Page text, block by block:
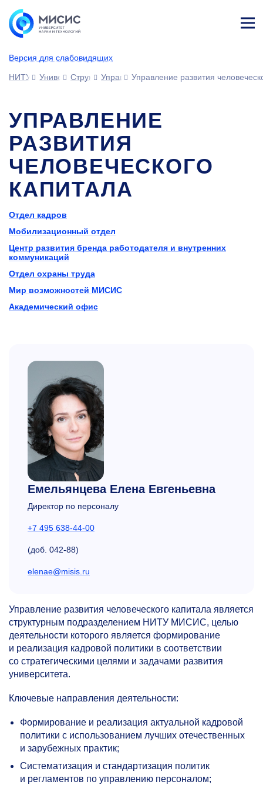
Версия для слабовидящих
ине
НИТУ МИСИСУниверситетСтруктура университета
УправленияУправление развития
УПРАВЛЕНИЕ
РАЗВИТИЯ
ЧЕЛОВЕЧЕСКОГО
КАПИТАЛА
Отдел кадров
Мобилизационный отдел
Центр развития бренда работодателя и внутренних
коммуникаций
Отдел охраны труда
Мир возможностей МИСИС
Академический офис
Емельянцева Елена Евгеньевна
Директор по персоналу
+7 495 638-44-00
(доб. 042-88)
elenae@misis.ru
Управление развития человеческого капитала является
структурным подразделением НИТУ МИСИС, целью
деятельности которого является формирование
и реализация кадровой политики в соответствии
со стратегическими целями и задачами развития
университета.
Ключевые направления деятельности:
Формирование и реализация актуальной кадровой
политики с использованием лучших отечественных
и зарубежных практик;
Систематизация и стандартизация политик
и регламентов по управлению персоналом;